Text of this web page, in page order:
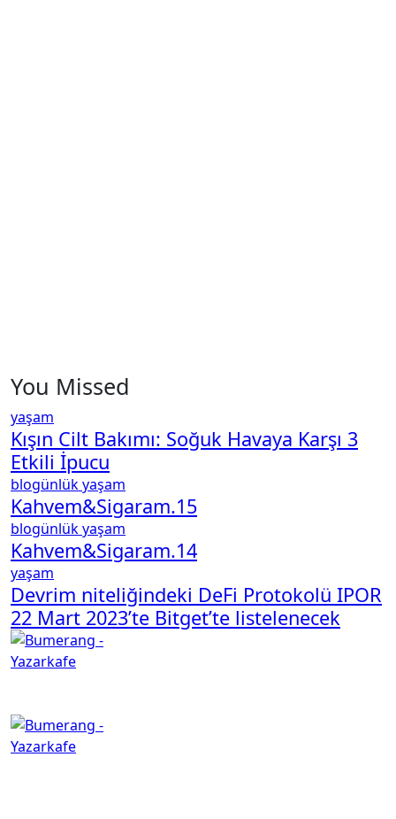
You Missed
yaşam
Kışın Cilt Bakımı: Soğuk Havaya Karşı 3
Etkili İpucu
blogünlükyaşam
Kahvem&Sigaram.15
blogünlükyaşam
Kahvem&Sigaram.14
yaşam
Devrim niteliğindeki DeFi Protokolü IPOR
22 Mart 2023’te Bitget’te listelenecek